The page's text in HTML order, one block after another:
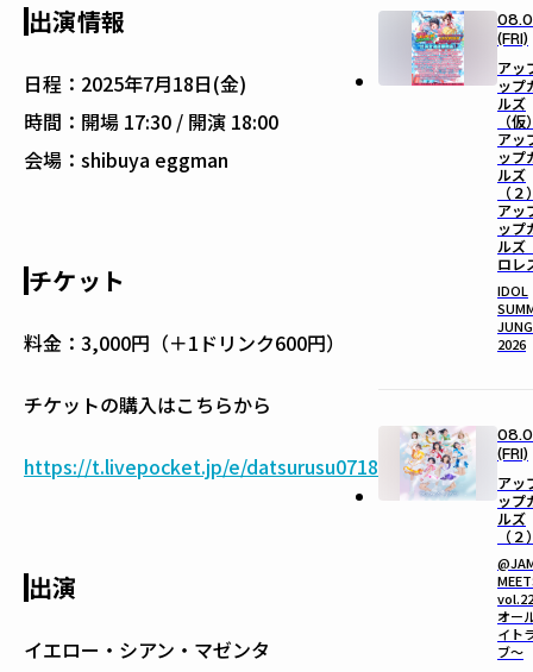
出演情報
日程： 2025年7月18日(金)
時間： 開場 17:30 / 開演 18:00
会場： shibuya eggman
チケット
料金：3,000円（＋1ドリンク600円）
チケットの購入はこちらから
https://t.livepocket.jp/e/datsurusu0718
出演
イエロー・シアン・マゼンタ
(FRI)
アッ
ップ
ルズ
（
アッ
ップ
ルズ
（
アッ
ップ
ルズ
ロレ
IDOL
2026
(FRI)
アッ
ップ
ルズ
（２
オー
イト
ブ〜